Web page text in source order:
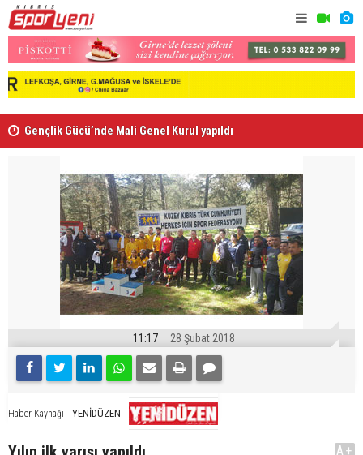
Gençlik Gücü’nde Mali Genel Kurul yapıldı
11:17 28 Şubat 2018
Haber Kaynağı YENİDÜZEN
A+